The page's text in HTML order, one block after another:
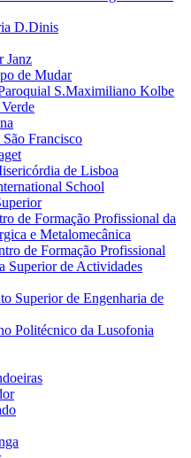
D.Dinis
Janz
de Mudar
S.Maximiliano Kolbe
Francisco
de Lisboa
School
de Formação Profissional da
e Metalomecânica
de Formação Profissional
Superior de Actividades
Superior de Engenharia de
Politécnico da Lusofonia